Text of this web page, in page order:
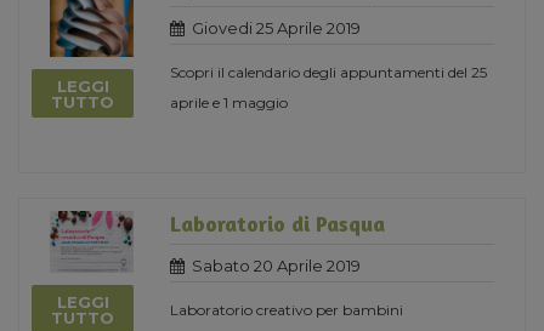
LEGGI
TUTTO
Giovedi 25 Aprile 2019
Scopri il calendario degli appuntamenti del 25
aprile e 1 maggio
LEGGI
TUTTO
Laboratorio di Pasqua
Sabato 20 Aprile 2019
Laboratorio creativo per bambini